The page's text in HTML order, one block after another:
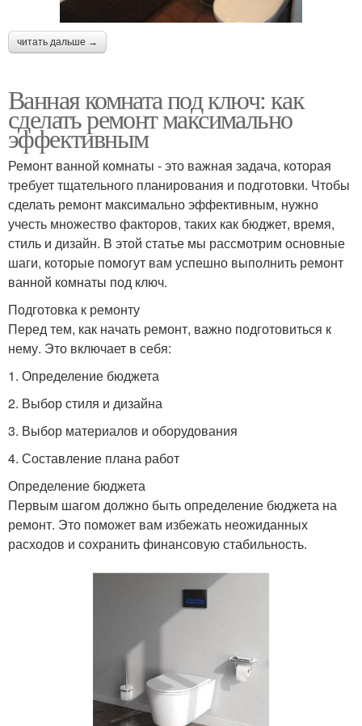
читать дальше →
Ванная комната под ключ: как
сделать ремонт максимально
эффективным
Ремонт ванной комнаты - это важная задача, которая
требует тщательного планирования и подготовки. Чтобы
сделать ремонт максимально эффективным, нужно
учесть множество факторов, таких как бюджет, время,
стиль и дизайн. В этой статье мы рассмотрим основные
шаги, которые помогут вам успешно выполнить ремонт
ванной комнаты под ключ.
Подготовка к ремонту
Перед тем, как начать ремонт, важно подготовиться к
нему. Это включает в себя:
1. Определение бюджета
2. Выбор стиля и дизайна
3. Выбор материалов и оборудования
4. Составление плана работ
Определение бюджета
Первым шагом должно быть определение бюджета на
ремонт. Это поможет вам избежать неожиданных
расходов и сохранить финансовую стабильность.